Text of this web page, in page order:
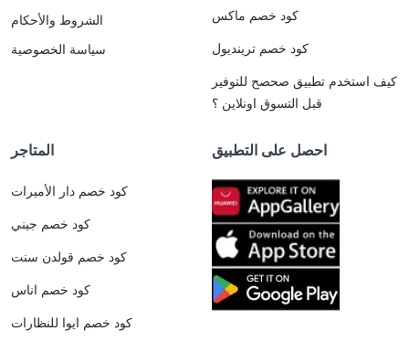
الشروط والأحكام
سياسة الخصوصية
كود خصم ماكس
كود خصم ترينديول
كيف استخدم تطبيق صحصح للتوفير
قبل التسوق اونلاين ؟
المتاجر
كود خصم دار الأميرات
كود خصم جيني
كود خصم قولدن سنت
كود خصم اناس
كود خصم ايوا للنظارات
احصل على التطبيق